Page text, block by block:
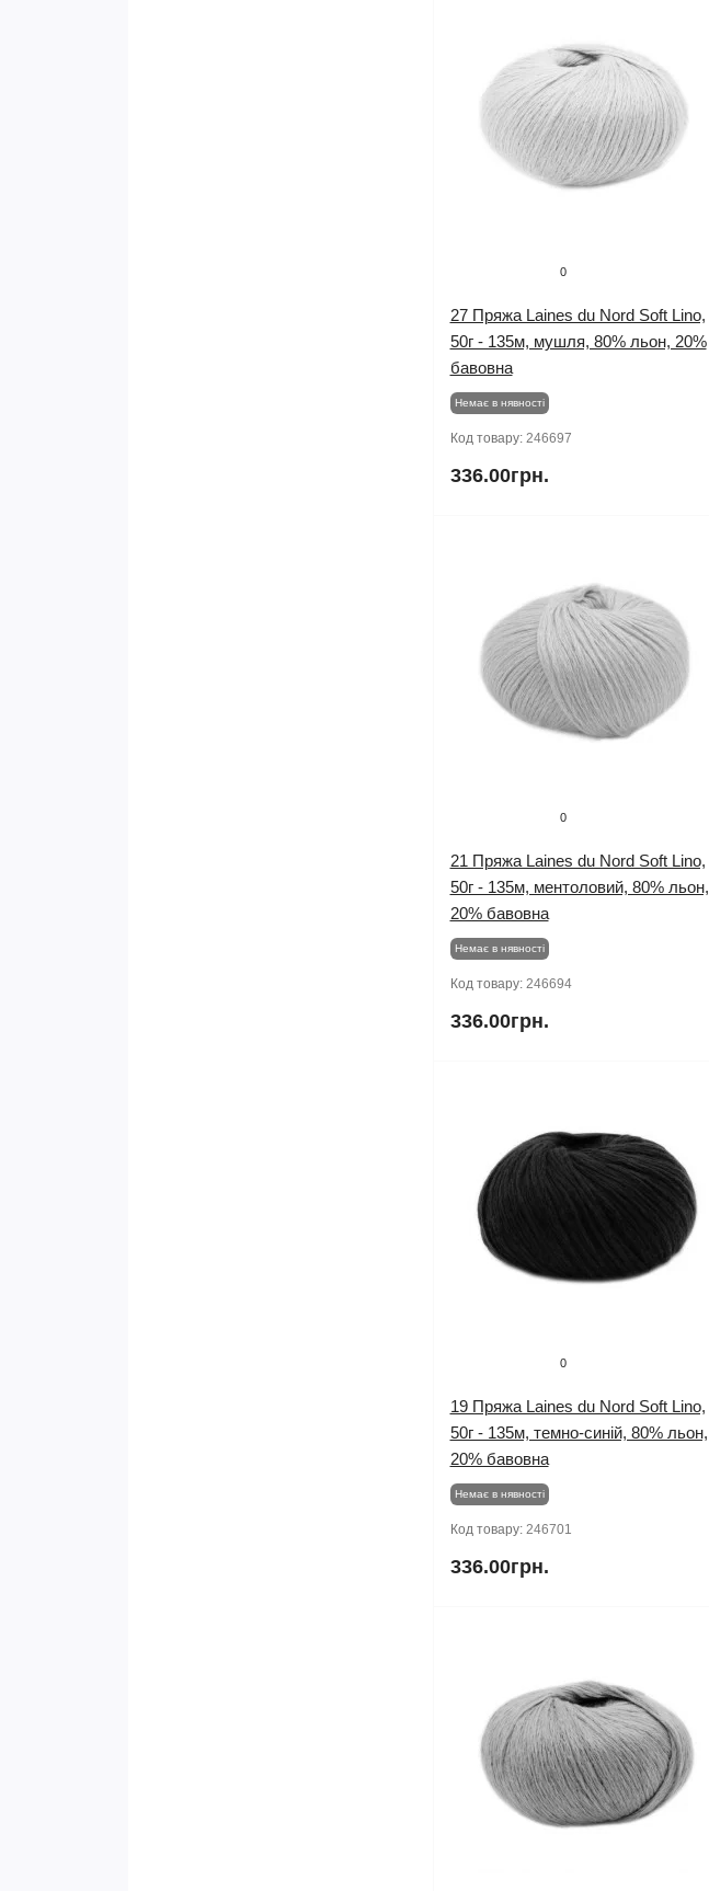
0
27 Пряжа Laines du Nord Soft Lino,
50г - 135м, мушля, 80% льон, 20%
бавовна
Немає в нявності
Код товару: 246697
336.00грн.
0
21 Пряжа Laines du Nord Soft Lino,
50г - 135м, ментоловий, 80% льон,
20% бавовна
Немає в нявності
Код товару: 246694
336.00грн.
0
19 Пряжа Laines du Nord Soft Lino,
50г - 135м, темно-синій, 80% льон,
20% бавовна
Немає в нявності
Код товару: 246701
336.00грн.